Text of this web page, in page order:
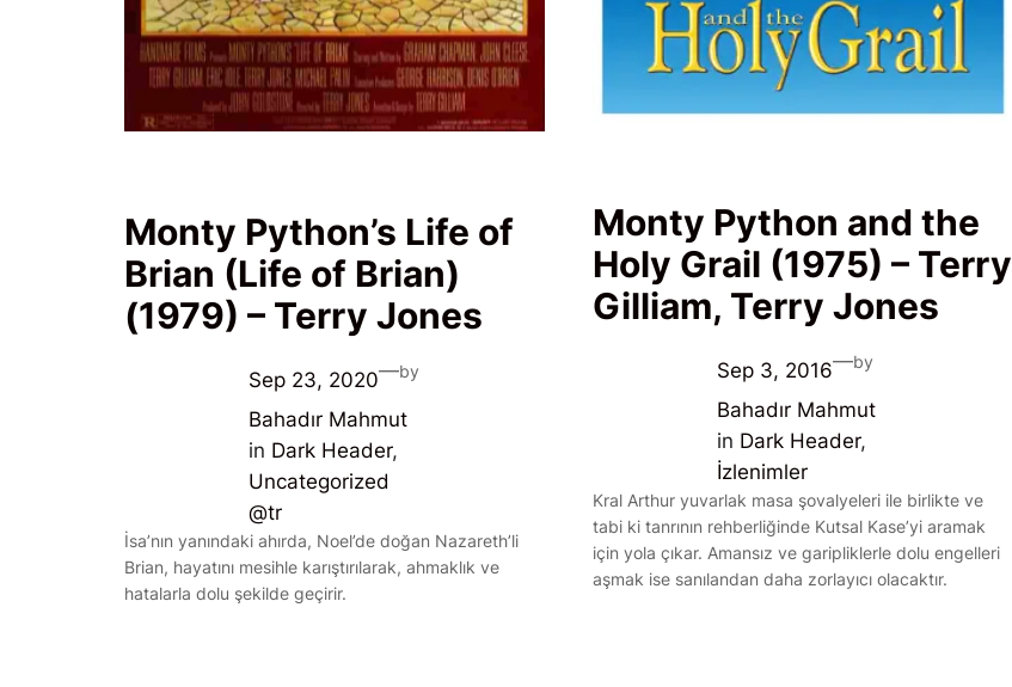
Monty Python’s Life of
Brian (Life of Brian)
(1979) – Terry Jones
Sep 23, 2020—by
Bahadır Mahmut
in Dark Header
Uncategorized
@tr
İsa’nın yanındaki ahırda, Noel’de doğan Nazareth’li
Brian, hayatını mesihle karıştırılarak, ahmaklık ve
hatalarla dolu şekilde geçirir.
Monty Python and the
Holy Grail (1975) – Terry
Gilliam, Terry Jones
Sep 3, 2016—by
Bahadır Mahmut
in Dark Header
İzlenimler
Kral Arthur yuvarlak masa şovalyeleri ile birlikte ve
tabi ki tanrının rehberliğinde Kutsal Kase’yi aramak
için yola çıkar. Amansız ve garipliklerle dolu engelleri
aşmak ise sanılandan daha zorlayıcı olacaktır.